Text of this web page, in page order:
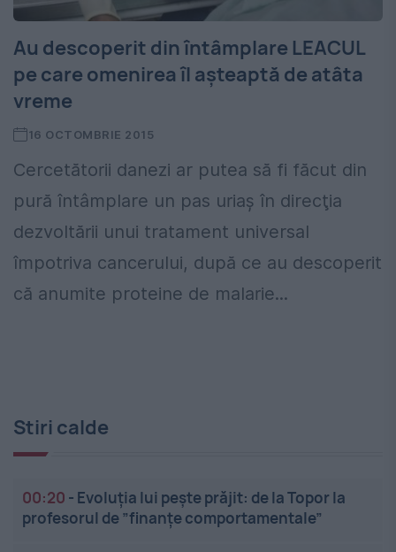
Au descoperit din întâmplare LEACUL
pe care omenirea îl aşteaptă de atâta
vreme
16 OCTOMBRIE 2015
Cercetătorii danezi ar putea să fi făcut din
pură întâmplare un pas uriaş în direcţia
dezvoltării unui tratament universal
împotriva cancerului, după ce au descoperit
că anumite proteine de malarie...
Stiri calde
00:20 - Evoluția lui pește prăjit: de la Topor la
profesorul de ”finanțe comportamentale”